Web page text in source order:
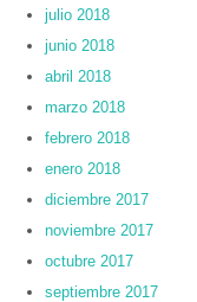
julio 2018
junio 2018
abril 2018
marzo 2018
febrero 2018
enero 2018
diciembre 2017
noviembre 2017
octubre 2017
septiembre 2017